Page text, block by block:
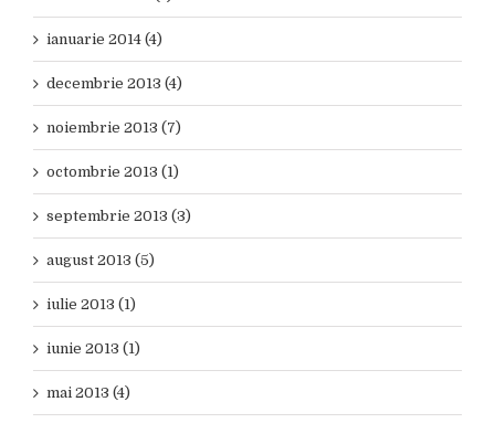
ianuarie 2014 (4)
decembrie 2013 (4)
noiembrie 2013 (7)
octombrie 2013 (1)
septembrie 2013 (3)
august 2013 (5)
iulie 2013 (1)
iunie 2013 (1)
mai 2013 (4)